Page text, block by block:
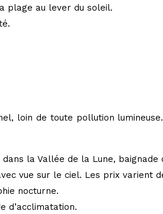
plage au lever du soleil.
loin de toute pollution
la Vallée de la Lune,
vue sur le ciel. Les prix varient
nocturne.
d’acclimatation.